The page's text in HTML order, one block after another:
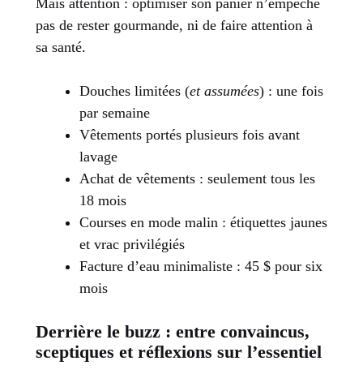
pas de rester gourmande, ni de faire attention à
sa santé.
Douches limitées (et assumées) : une fois
par semaine
Vêtements portés plusieurs fois avant
lavage
Achat de vêtements : seulement tous les
18 mois
Courses en mode malin : étiquettes jaunes
et vrac privilégiés
Facture d’eau minimaliste : 45 $ pour six
mois
Derrière le buzz : entre convaincus,
sceptiques et réflexions sur l’essentiel